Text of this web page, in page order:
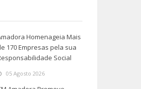
Homenageia Mais
170 Empresas pela sua
Social
05 Agosto 2026